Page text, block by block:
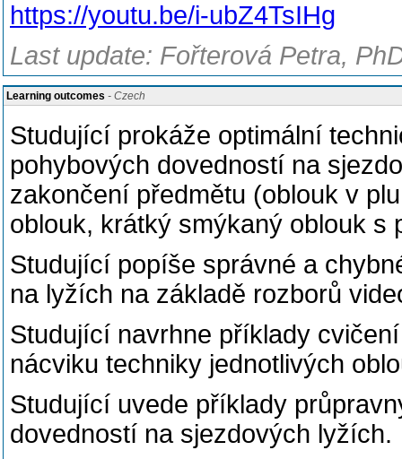
https://youtu.be/i-ubZ4TsIHg
Last update: Fořterová Petra,
Learning outcomes - Czech
Studující prokáže optimální
pohybových dovedností na
zakončení předmětu (oblouk v
oblouk, krátký smýkaný oblouk s
Studující popíše správné a
na lyžích na základě rozborů
Studující navrhne příklady
nácviku techniky jednotlivých
Studující uvede příklady
dovedností na sjezdových lyžích.